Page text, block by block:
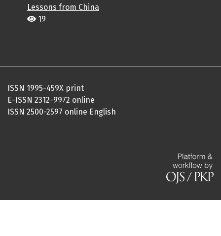
Lessons from China
19
ISSN 1995-459X print
E-ISSN 2312-9972 online
ISSN 2500-2597 online English